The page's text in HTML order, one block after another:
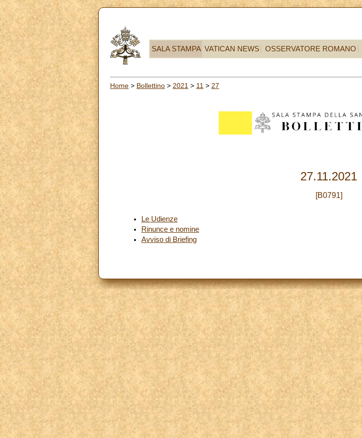
SALA STAMPA VATICAN NEWS OSSERVATORE ROMANO
Home > Bollettino > 2021 > 11 > 27
27.11.2021
[B0791]
Le Udienze
Rinunce e nomine
Avviso di Briefing